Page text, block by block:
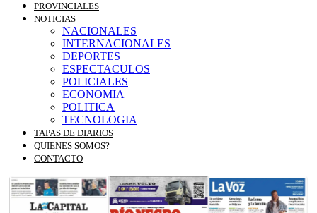
PROVINCIALES
NOTICIAS
NACIONALES
INTERNACIONALES
DEPORTES
ESPECTACULOS
POLICIALES
ECONOMIA
POLITICA
TECNOLOGIA
TAPAS DE DIARIOS
QUIENES SOMOS?
CONTACTO